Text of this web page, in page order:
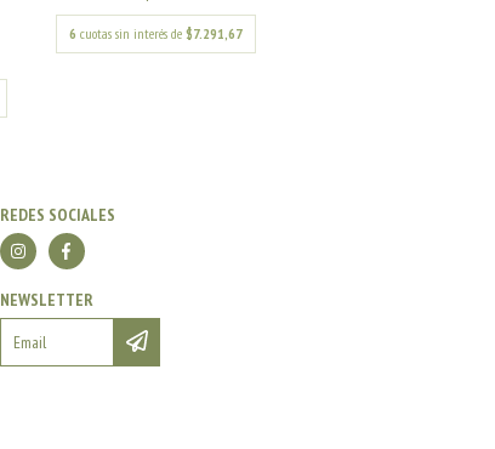
6 cuotas sin interés de $7.291,67
REDES SOCIALES
NEWSLETTER